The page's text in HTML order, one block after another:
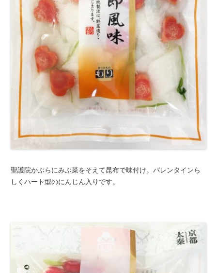
聖護院かぶらにみぶ菜をそえて昆布で味付け。バレンタインら
しくハート型のにんじん入りです。